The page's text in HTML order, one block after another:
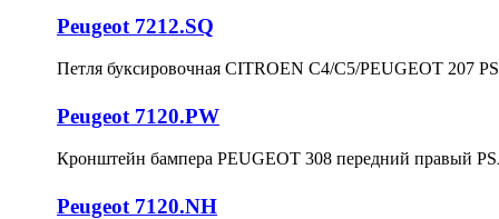
Peugeot 7212.SQ
Петля буксировочная CITROEN C4/C5/PEUGEOT 207
Peugeot 7120.PW
Кронштейн бампера PEUGEOT 308 передний правый
Peugeot 7120.NH